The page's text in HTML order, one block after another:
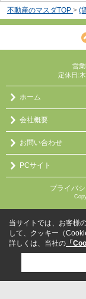
不動産のマスダTOP > (
営
定休日:
ホーム
会社概要
お問い合わせ
PCサイト
プライバ
当サイトでは、お客様
して、クッキー（
詳しくは、当社の 「